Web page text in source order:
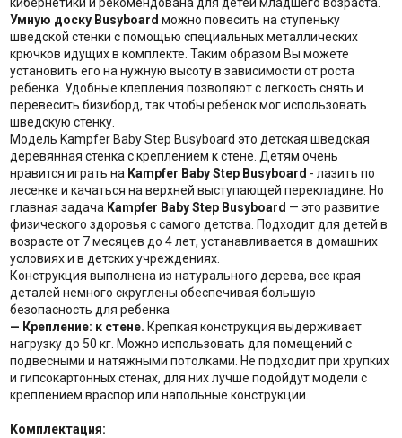
Умную доску Busyboard можно повесить на ступеньку
шведской стенки с помощью специальных металлических
крючков идущих в комплекте. Таким образом Вы можете
установить его на нужную высоту в зависимости от роста
ребенка. Удобные клепления позволяют с легкость снять и
перевесить бизиборд, так чтобы ребенок мог использовать
шведскую стенку.
Модель Kampfer Baby Step Busyboard это детская шведская
деревянная стенка с креплением к стене. Детям очень
нравится играть на Kampfer Baby Step Busyboard - лазить по
лесенке и качаться на верхней выступающей перекладине. Но
главная задача Kampfer Baby Step Busyboard — это развитие
физического здоровья с самого детства. Подходит для детей в
возрасте от 7 месяцев до 4 лет, устанавливается в домашних
условиях и в детских учреждениях.
Конструкция выполнена из натурального дерева, все края
деталей немного скруглены обеспечивая большую
безопасность для ребенка
— Крепление: к стене. Крепкая конструкция выдерживает
нагрузку до 50 кг. Можно использовать для помещений с
подвесными и натяжными потолками. Не подходит при хрупких
и гипсокартонных стенах, для них лучше подойдут модели с
креплением враспор или напольные конструкции.
Комплектация: